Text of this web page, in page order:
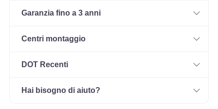
Garanzia fino a 3 anni
Centri montaggio
DOT Recenti
Hai bisogno di aiuto?